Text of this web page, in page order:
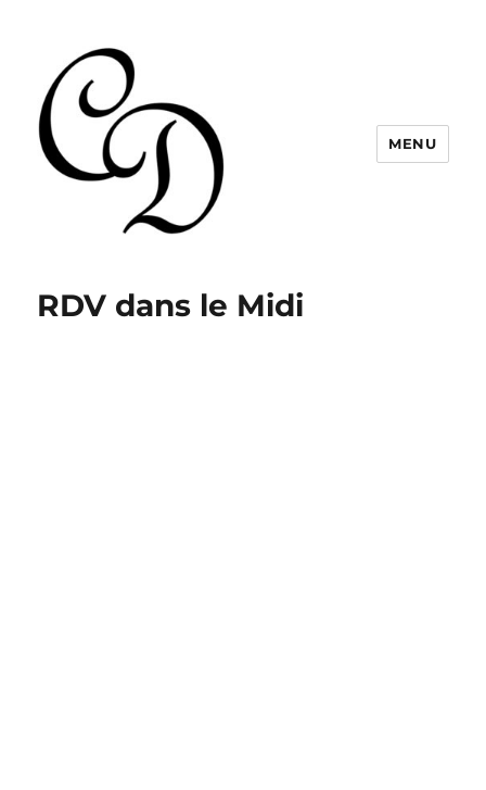
MENU
RDV dans le Midi